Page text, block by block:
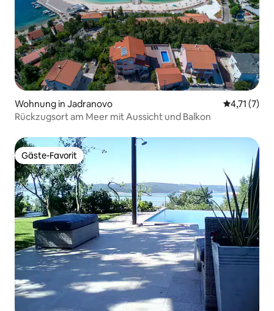
Wohnung in Jadranovo
4,71 (7)
Rückzugsort am Meer mit Aussicht und Balkon
Gäste-Favorit
Gäste-Favorit